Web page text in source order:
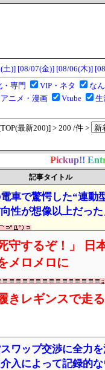
土)] [08/07(金)] [08/06(木)]
・専門 VIP・ネタ な
アニメ・漫画 Vtube 生
最新200)] > 200 /件 >
Pickup!! Ent
記事タイトル
車で驚愕した“連動
が想像以上だった
守するぞ！」 日
メロメロに
レギンスで走
ワップ交渉に全力
入によって記録的